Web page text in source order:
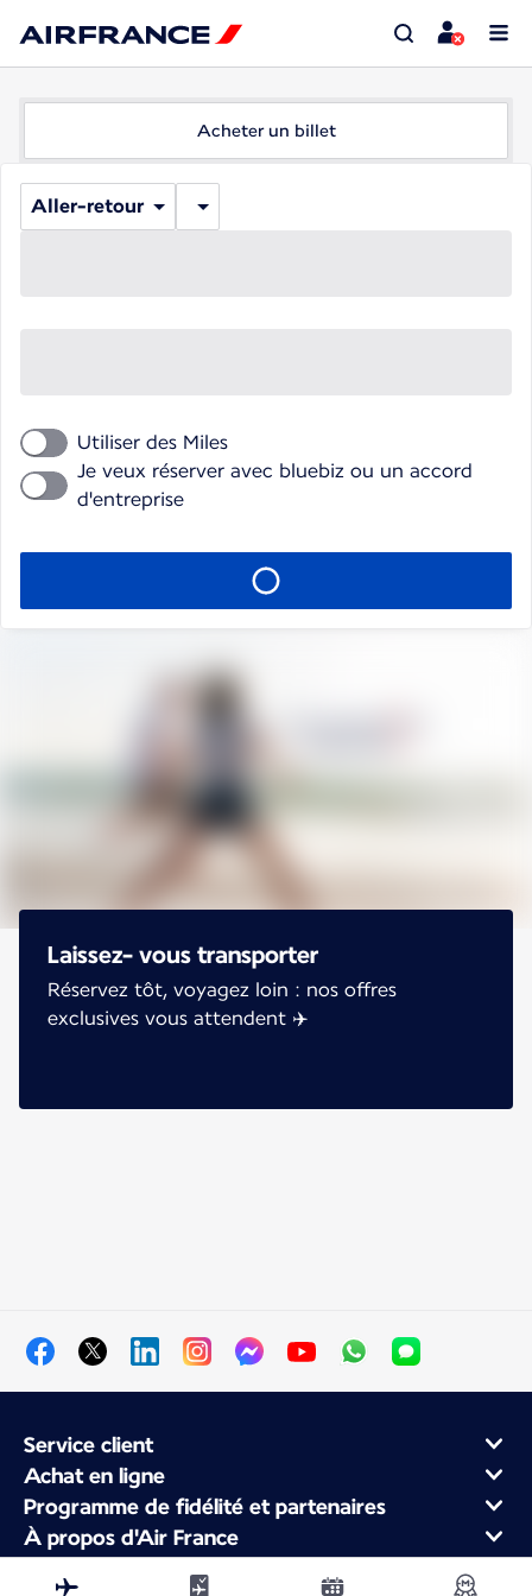
Acheter un billet
Aller-retour
Utiliser des Miles
Je veux réserver avec bluebiz ou un accord
d'entreprise
Laissez- vous transporter
Réservez tôt, voyagez loin : nos offres
exclusives vous attendent ✈️
Service client
Achat en ligne
Programme de fidélité et partenaires
À propos d'Air France